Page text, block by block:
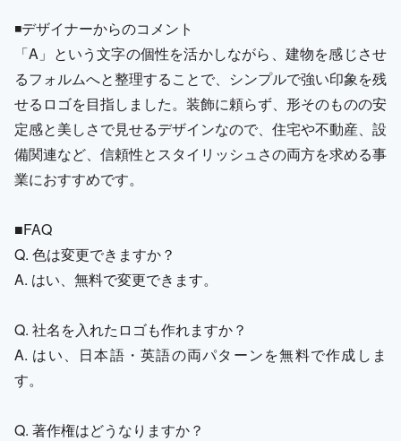
◾️デザイナーからのコメント
「A」という文字の個性を活かしながら、建物を感じさせ
るフォルムへと整理することで、シンプルで強い印象を残
せるロゴを目指しました。装飾に頼らず、形そのものの安
定感と美しさで見せるデザインなので、住宅や不動産、設
備関連など、信頼性とスタイリッシュさの両方を求める事
業におすすめです。
■FAQ
Q. 色は変更できますか？
A. はい、無料で変更できます。
Q. 社名を入れたロゴも作れますか？
A. はい、日本語・英語の両パターンを無料で作成しま
す。
Q. 著作権はどうなりますか？